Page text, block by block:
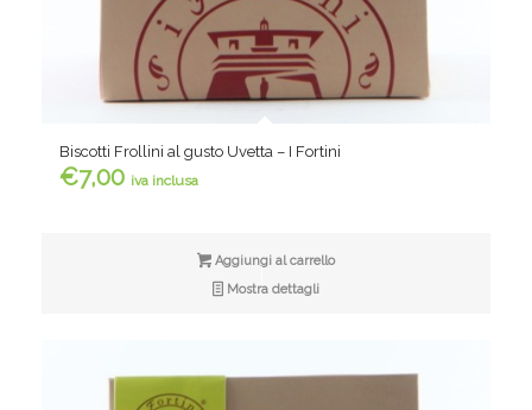
Biscotti Frollini al gusto Uvetta – I Fortini
€7,00 iva inclusa
Aggiungi al carrello
Mostra dettagli